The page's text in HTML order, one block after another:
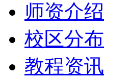
师资介绍
校区分布
教程资讯